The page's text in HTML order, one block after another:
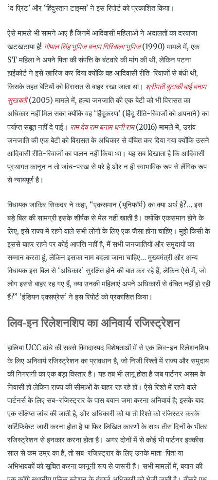
‘द प्रिंट’ और ‘हिंदुस्तान टाइम्स’ ने इस रिपोर्ट को प्रकाशित किया।
ऐसे मामले भी सामने आए हैं जिनमें आदिवासी महिलाओं ने अदालतों का दरवाजा
खटखटाया है! गोपाल सिंह भूमिज बनाम गिरिबाला भूमिज (1990) मामले में, एक
ST महिला ने अपने पिता की संपत्ति के बंटवारे की मांग की थी, लेकिन पटना
हाईकोर्ट ने इसे खारिज कर दिया क्योंकि वह आदिवासी रीति-रिवाजों से बंधी थी,
जिसके तहत बेटियों को विरासत से बाहर रखा जाता था। श्रीमती बुटाकी बाई बनाम
सुखबती(2005) मामले में, हल्बा जनजाति की एक बेटी को भी विरासत का
अधिकार नहीं मिल सका क्योंकि वह ‘हिंदूकरण’ (हिंदू रीति-रिवाजों को अपनाने) का
पर्याप्त सबूत नहीं दे पाई। राम देव राम बनाम धनी राम (2016) मामले में, उरांव
जनजाति की एक बेटी को विरासत के अधिकार से वंचित कर दिया गया क्योंकि उसने
आदिवासी रीति-रिवाजों का पालन नहीं किया था। यह सब दिखाता है कि आदिवासी
प्रथागत कानून न तो जांच-परख से परे है और न ही स्वाभाविक रूप से लैंगिक रूप
से न्यायपूर्ण है।
विधायक जाकिर सिकदर ने कहा, “एकसमान (यूनिफॉर्म) का क्या अर्थ है?… इस
बड़े बिल की सामग्री इसके शीर्षक से मेल नहीं खाती है। क्योंकि एकसमान होने के
लिए, इसे राज्य में रहने वाले सभी लोगों के लिए एक जैसा होना चाहिए। मुझे किसी के
इससे बाहर रहने पर कोई आपत्ति नहीं है, मैं सभी जनजातियों और समुदायों का
सम्मान करता हूं, लेकिन इसका नाम बदला जाना चाहिए… मुख्यमंत्री और अन्य
विधायक इस बिल से ‘अधिकार’ सुरक्षित होने की बात कर रहे हैं, लेकिन ऐसे में, जो
लोग इससे बाहर रह गए हैं, क्या उनकी महिलाएं अपने अधिकारों से वंचित नहीं हो रही
हैं?” ‘इंडियन एक्सप्रेस’ ने इस रिपोर्ट को प्रकाशित किया।
लिव-इनरिलेशनशिपकाअनिवार्यरजिस्ट्रेशन
हालिया UCC ढांचे की सबसे विवादास्पद विशेषताओं में से एक लिव-इन रिलेशनशिप
के लिए अनिवार्य रजिस्ट्रेशन का प्रावधान है, जो निजी रिश्तों में राज्य और समुदाय
की निगरानी का एक बड़ा विस्तार है। यह तब भी लागू होता है जब पार्टनर असम के
निवासी हों लेकिन राज्य की सीमाओं के बाहर रह रहे हों। ऐसे रिश्ते में रहने वाले
पार्टनर्स के लिए सब-रजिस्ट्रार के पास बयान जमा करना अनिवार्य है; इसके बाद
एक संक्षिप्त जांच की जाती है, और अधिकारी को या तो रिश्ते को रजिस्टर करके
सर्टिफिकेट जारी करना होता है या फिर लिखित कारणों के साथ तीस दिनों के भीतर
रजिस्ट्रेशन से इनकार करना होता है। अगर दोनों में से कोई भी पार्टनर इक्कीस
साल से कम उम्र का है, तो सब-रजिस्ट्रार के लिए उनके माता-पिता या
अभिभावकों को सूचित करना कानूनी रूप से जरूरी है। सभी मामलों में, बयान की